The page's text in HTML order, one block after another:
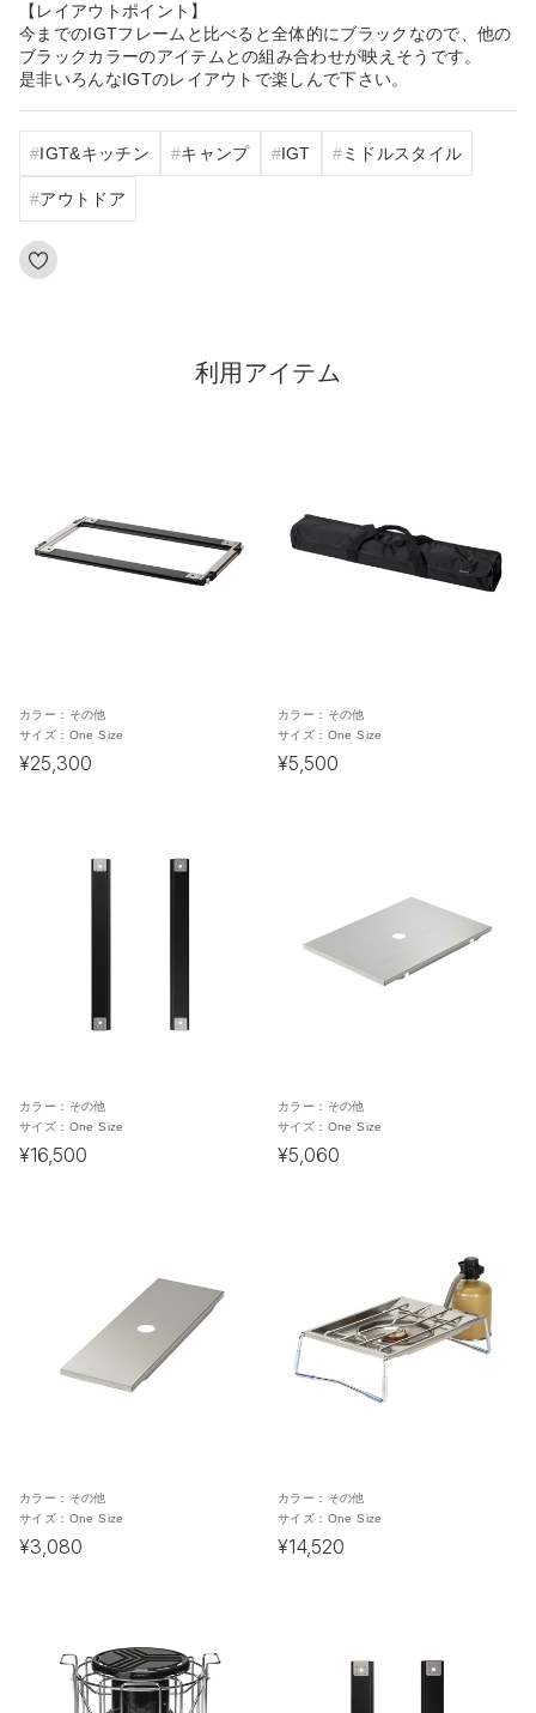
【レイアウトポイント】
今までのIGTフレームと比べると全体的にブラックなので、他の
ブラックカラーのアイテムとの組み合わせが映えそうです。
是非いろんなIGTのレイアウトで楽しんで下さい。
IGT&キッチン キャンプ IGT ミドルスタイル
アウトドア
利用アイテム
カラー： その他
サイズ： One Size
¥25,300
カラー： その他
サイズ： One Size
¥5,500
カラー： その他
サイズ： One Size
¥16,500
カラー： その他
サイズ： One Size
¥5,060
カラー： その他
サイズ： One Size
¥3,080
カラー： その他
サイズ： One Size
¥14,520